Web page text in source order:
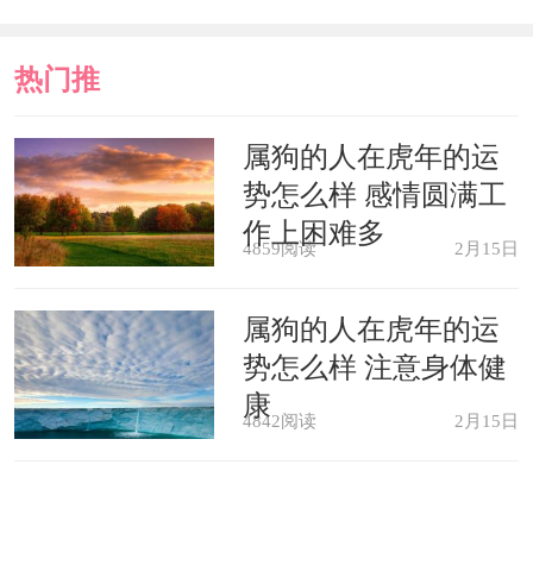
热门推
荐
属狗的人在虎年的运
势怎么样 感情圆满工
作上困难多
4859阅读 2月15日
属狗的人在虎年的运
势怎么样 注意身体健
康
4842阅读 2月15日